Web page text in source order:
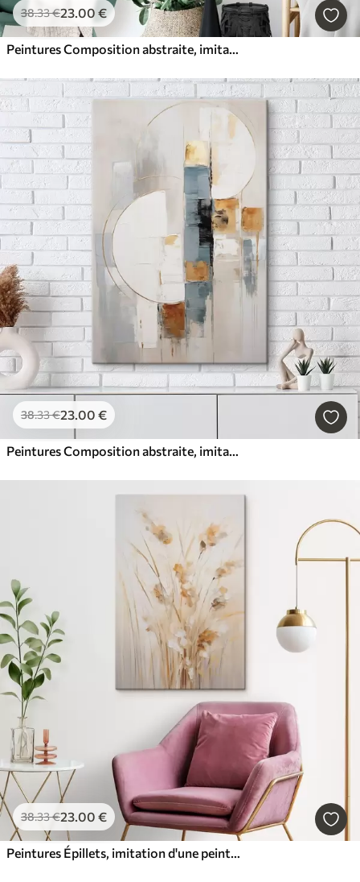
38.33€23.00 €
Peintures Composition abstraite, imitation de la peinture
38.33€23.00 €
Peintures Composition abstraite, imitation de la peinture
38.33€23.00 €
Peintures Épillets, imitation d'une peinture